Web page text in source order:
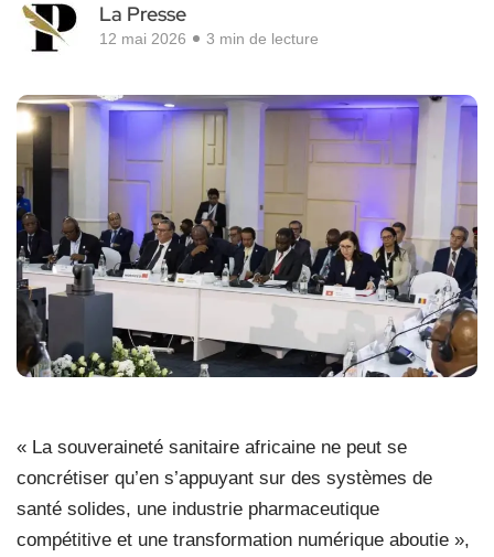
La Presse
12 mai 2026 3 min de lecture
« La souveraineté sanitaire africaine ne peut se
concrétiser qu’en s’appuyant sur des systèmes de
santé solides, une industrie pharmaceutique
compétitive et une transformation numérique aboutie »,